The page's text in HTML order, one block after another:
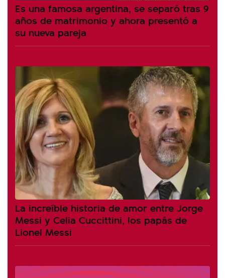
Es una famosa argentina, se separó tras 9
años de matrimonio y ahora presentó a
su nueva pareja
La increíble historia de amor entre Jorge
Messi y Celia Cuccittini, los papás de
Lionel Messi